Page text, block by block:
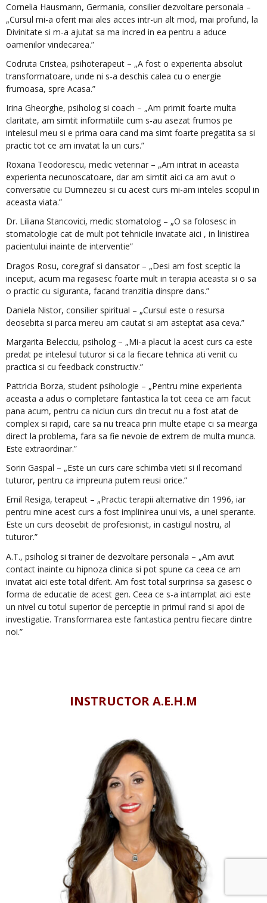
Cornelia Hausmann, Germania, consilier dezvoltare personala –
„Cursul mi-a oferit mai ales acces intr-un alt mod, mai profund, la
Divinitate si m-a ajutat sa ma incred in ea pentru a aduce
oamenilor vindecarea.”
Codruta Cristea, psihoterapeut – „A fost o experienta absolut
transformatoare, unde ni s-a deschis calea cu o energie
frumoasa, spre Acasa.”
Irina Gheorghe, psiholog si coach – „Am primit foarte multa
claritate, am simtit informatiile cum s-au asezat frumos pe
intelesul meu si e prima oara cand ma simt foarte pregatita sa si
practic tot ce am invatat la un curs.”
Roxana Teodorescu, medic veterinar – „Am intrat in aceasta
experienta necunoscatoare, dar am simtit aici ca am avut o
conversatie cu Dumnezeu si cu acest curs mi-am inteles scopul in
aceasta viata.”
Dr. Liliana Stancovici, medic stomatolog – „O sa folosesc in
stomatologie cat de mult pot tehnicile invatate aici , in linistirea
pacientului inainte de interventie”
Dragos Rosu, coregraf si dansator – „Desi am fost sceptic la
inceput, acum ma regasesc foarte mult in terapia aceasta si o sa
o practic cu siguranta, facand tranzitia dinspre dans.”
Daniela Nistor, consilier spiritual – „Cursul este o resursa
deosebita si parca mereu am cautat si am asteptat asa ceva.”
Margarita Belecciu, psiholog – „Mi-a placut la acest curs ca este
predat pe intelesul tuturor si ca la fiecare tehnica ati venit cu
practica si cu feedback constructiv.”
Pattricia Borza, student psihologie – „Pentru mine experienta
aceasta a adus o completare fantastica la tot ceea ce am facut
pana acum, pentru ca niciun curs din trecut nu a fost atat de
complex si rapid, care sa nu treaca prin multe etape ci sa mearga
direct la problema, fara sa fie nevoie de extrem de multa munca.
Este extraordinar.”
Sorin Gaspal – „Este un curs care schimba vieti si il recomand
tuturor, pentru ca impreuna putem reusi orice.”
Emil Resiga, terapeut – „Practic terapii alternative din 1996, iar
pentru mine acest curs a fost implinirea unui vis, a unei sperante.
Este un curs deosebit de profesionist, in castigul nostru, al
tuturor.”
A.T., psiholog si trainer de dezvoltare personala – „Am avut
contact inainte cu hipnoza clinica si pot spune ca ceea ce am
invatat aici este total diferit. Am fost total surprinsa sa gasesc o
forma de educatie de acest gen. Ceea ce s-a intamplat aici este
un nivel cu totul superior de perceptie in primul rand si apoi de
investigatie. Transformarea este fantastica pentru fiecare dintre
noi.”
INSTRUCTOR A.E.H.M